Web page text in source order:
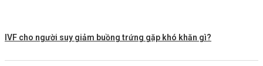
IVF cho người suy giảm buồng trứng gặp khó khăn gì?